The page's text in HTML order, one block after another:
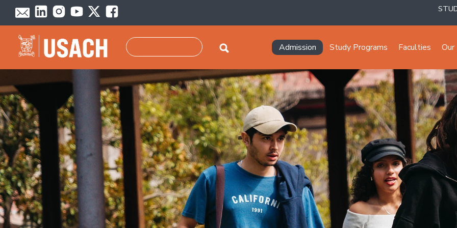
Skip to main content
Navegación principal
Admission Study Programs Faculties